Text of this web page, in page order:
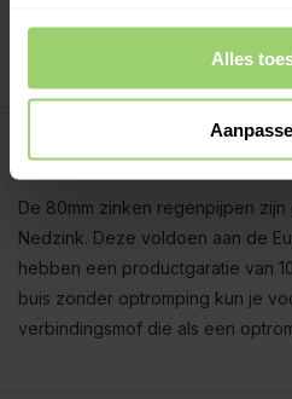
Alles
Meer dan 10 jaar tevreden
De 80mm zinken regenpijpen
Nedzink. Deze voldoen aan de
hebben een productgaratie van
buis zonder optromping kun je
verbindingsmof die als een